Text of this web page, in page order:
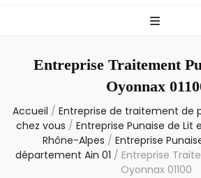
– Info
Entreprise Traitement
Oyonnax
Accueil / Entreprise de traitement de
chez vous / Entreprise Punaise de Lit
Rhône-Alpes / Entreprise
département Ain 01 / Entreprise
Oyonnax 01100